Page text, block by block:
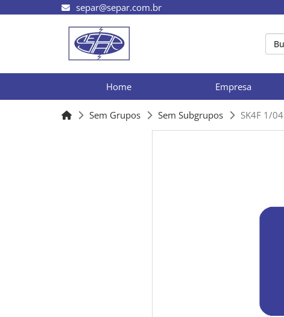
separ@separ.com.br
Home Empresa
Sem Grupos Sem Subgrupos SK4F 1/04